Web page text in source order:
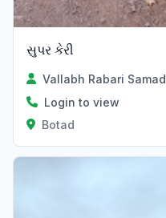
સુપર કેરી
Vallabh Rabari Samad
Login to view
Botad